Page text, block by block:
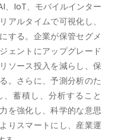
、IoT、モバイルインター
アルタイムで可視化し、
する。企業が保管セグメ
ェントにアップグレード
ソース投入を減らし、保
。さらに、予測分析のた
蓄積し、分析すること
を強化し、科学的な意思
りスマートにし、産業運